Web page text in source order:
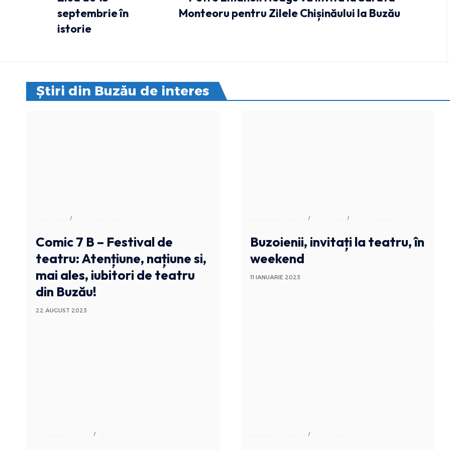
septembrie în
istorie
Monteoru pentru Zilele Chișinăului la Buzău
Știri din Buzău de interes
CULTURA
Comic 7 B – Festival de
teatru: Atențiune, națiune si,
mai ales, iubitori de teatru
din Buzău!
22 AUGUST 2023
ADMINISTRATIV CULTURA
Buzoienii, invitați la teatru, în
weekend
11 IANUARIE 2023
ADMINISTRATIV ADMINISTRATIV